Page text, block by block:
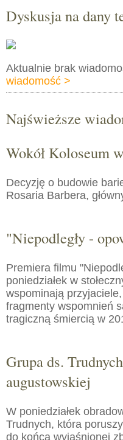
Dyskusja na dany
Aktualnie brak
wiadomość >
Najświeższe
Wokół Koloseum
Decyzję o budowie
Rosaria Barbera,
"Niepodległy -
Premiera filmu
poniedziałek w
wspominają
fragmenty wspomnień
tragiczną śmiercią w
Grupa ds.
augustowskiej
W poniedziałek
Trudnych, która
do końca wyjaśnionej